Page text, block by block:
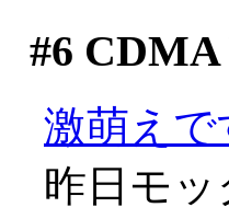
#6
激萌え
昨日モ